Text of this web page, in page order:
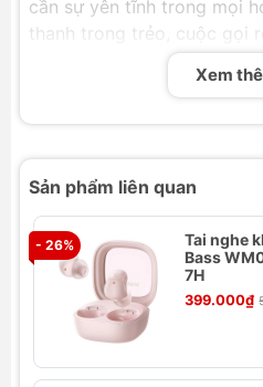
cần sự yên tĩnh trong mọi
thanh trong trẻo, cuộc gọi
tuyệt vời với tai nghe
Video giới thiệu Tai
TWS Baseus
Xem
Sản phẩm liên quan
- 26%
Tai nghe
Bass
7H
399.000₫